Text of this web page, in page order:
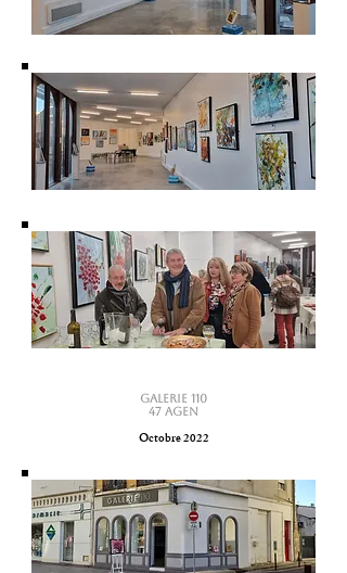
Chapelle de la Persévérance
64 Pau
Mai 2022
GALERIE 110
47 AGEN
Octobre 2022